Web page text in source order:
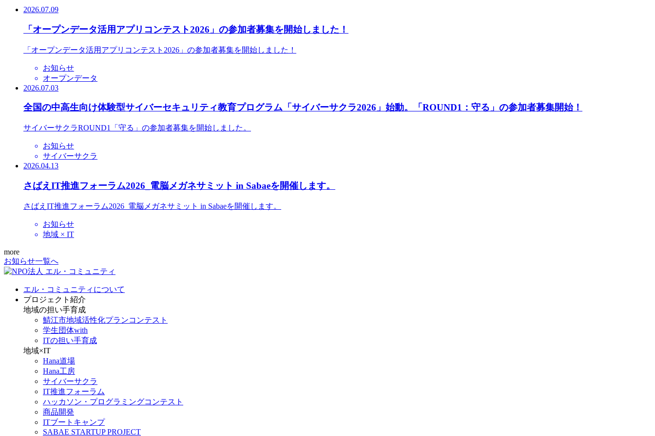
2026.07.09
「オープンデータ活用アプリコンテスト2026」の参加者募集を開始しました！
「オープンデータ活用アプリコンテスト2026」の参加者募集を開始しました！
お知らせ
オープンデータ
2026.07.03
全国の中高生向け体験型サイバーセキュリティ教育プログラム「サイバーサクラ2026」始動。「ROUND1：守る」の参加者募集開始！
サイバーサクラROUND1「守る」の参加者募集を開始しました。
お知らせ
サイバーサクラ
2026.04.13
さばえIT推進フォーラム2026_電脳メガネサミット in Sabaeを開催します。
さばえIT推進フォーラム2026_電脳メガネサミット in Sabaeを開催します。
お知らせ
地域 × IT
more
お知らせ一覧へ
エル・コミュニティについて
プロジェクト紹介
地域の担い手育成
鯖江市地域活性化プランコンテスト
学生団体with
ITの担い手育成
地域×IT
Hana道場
Hana工房
サイバーサクラ
IT推進フォーラム
ハッカソン・プログラミングコンテスト
商品開発
ITブートキャンプ
SABAE STARTUP PROJECT